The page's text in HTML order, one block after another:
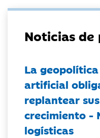
Noticias de
La
artificial
replantear
crecimiento -
logísticas